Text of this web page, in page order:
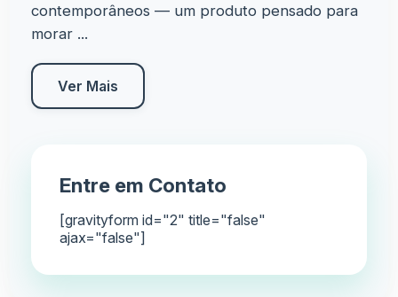
contemporâneos — um produto pensado para
morar ...
Ver Mais
Entre em Contato
[gravityform id="2" title="false"
ajax="false"]